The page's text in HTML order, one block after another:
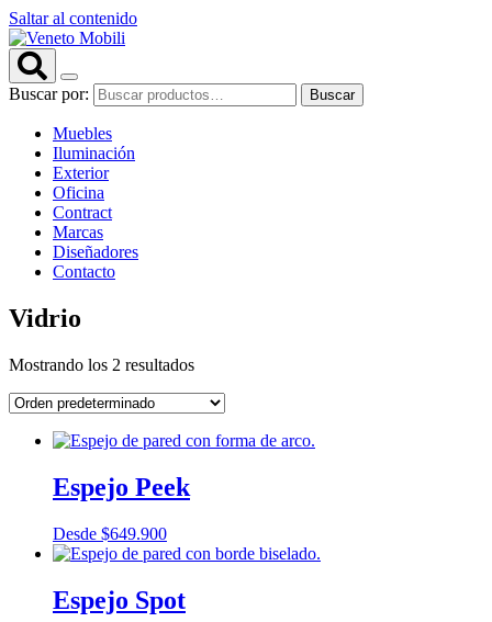
Saltar al contenido
Buscar por: Buscar
Muebles
Iluminación
Exterior
Oficina
Contract
Marcas
Diseñadores
Contacto
Vidrio
Mostrando los 2 resultados
Espejo Peek
Desde $649.900
Espejo Spot